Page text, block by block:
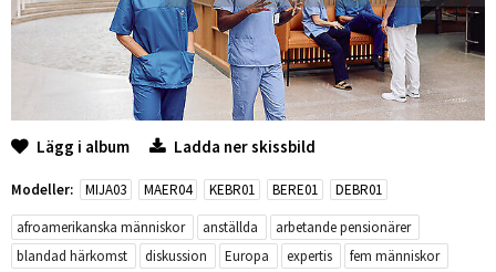
Lägg i album Ladda ner skissbild
Modeller: MIJA03 MAER04 KEBR01 BERE01
DEBR01
afroamerikanska människor
anställda
arbetande pensionärer
blandad härkomst
diskussion Europa expertis
fem människor